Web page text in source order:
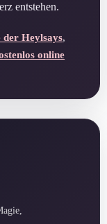
entstehen.
der Heylsays,
online